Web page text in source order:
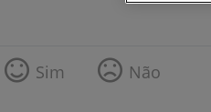
Sim Não